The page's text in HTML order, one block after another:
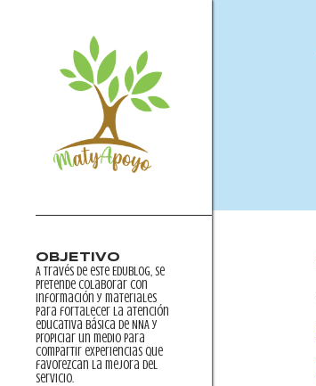
OBJETIVO
A través de este EDUblog, se
pretende colaborar con
información y materiales
para fortalecer la atención
educativa básica de NNA y
propiciar un medio para
compartir experiencias que
favorezcan la mejora del
servicio.